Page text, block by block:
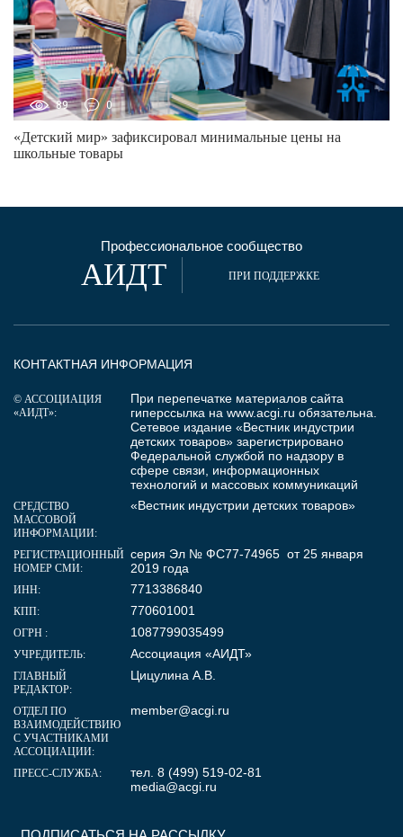
89 0
«Детский мир» зафиксировал минимальные цены на
школьные товары
Профессиональное сообщество
АИДТ ПРИ ПОДДЕРЖКЕ
КОНТАКТНАЯ ИНФОРМАЦИЯ
© АССОЦИАЦИЯ
«АИДТ»:
При перепечатке материалов сайта
гиперссылка на www.acgi.ru обязательна.
Сетевое издание «Вестник индустрии
детских товаров» зарегистрировано
Федеральной службой по надзору в
сфере связи, информационных
технологий и массовых коммуникаций
СРЕДСТВО
МАССОВОЙ
ИНФОРМАЦИИ:
«Вестник индустрии детских товаров»
РЕГИСТРАЦИОННЫЙ
НОМЕР СМИ:
серия Эл № ФС77-74965 от 25 января
2019 года
ИНН: 7713386840
КПП: 770601001
ОГРН : 1087799035499
УЧРЕДИТЕЛЬ: Ассоциация «АИДТ»
ГЛАВНЫЙ
РЕДАКТОР:
Цицулина А.В.
ОТДЕЛ ПО
ВЗАИМОДЕЙСТВИЮ
С УЧАСТНИКАМИ
АССОЦИАЦИИ:
member@acgi.ru
ПРЕСС-СЛУЖБА:
тел. 8 (499) 519-02-81
media@acgi.ru